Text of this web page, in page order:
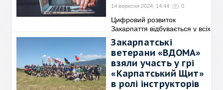
14 вересня 2024, 14:44 0
Цифровий розвиток
Закарпаття відбувається у всіх
→
Закарпатські
ветерани «ВДОМА»
взяли участь у грі
«Карпатський Щит»
в ролі інструкторів